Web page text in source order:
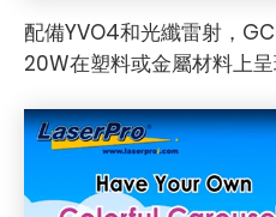
配備YVO4和光纖雷射，
20W在塑料或金屬材料上呈